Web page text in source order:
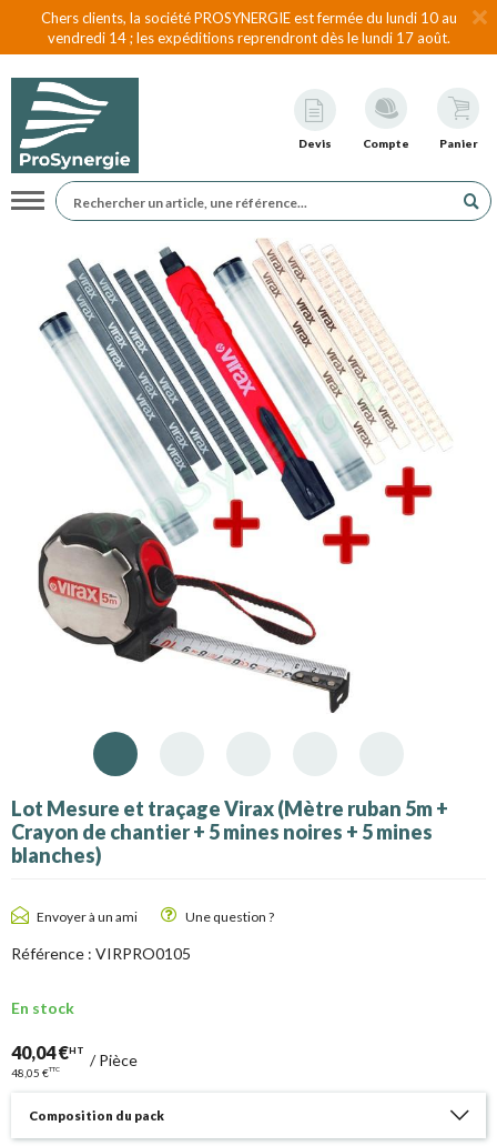
Chers clients, la société PROSYNERGIE est fermée du lundi 10 au
vendredi 14 ; les expéditions reprendront dès le lundi 17 août.
Devis Compte Panier
Navigation
Lot Mesure et traçage Virax (Mètre ruban 5m +
Crayon de chantier + 5 mines noires + 5 mines
blanches)
Envoyer à un ami Une question ?
Référence : VIRPRO0105
En stock
40,04 €HT
48,05 €TTC /Pièce
Composition du pack